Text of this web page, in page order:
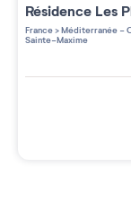
Résidence Les
France>Méditerranée -
Sainte-Maxime